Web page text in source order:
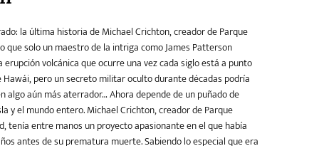
la última historia de Michael Crichton, creador de Parque
que solo un maestro de la intriga como James Patterson
volcánica que ocurre una vez cada siglo está a punto
pero un secreto militar oculto durante décadas podría
algo aún más aterrador… Ahora depende de un puñado de
y el mundo entero. Michael Crichton, creador de Parque
tenía entre manos un proyecto apasionante en el que había
antes de su prematura muerte. Sabiendo lo especial que era